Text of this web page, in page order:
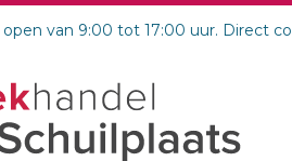
open van 9:00 tot 17:00 uur. Direct